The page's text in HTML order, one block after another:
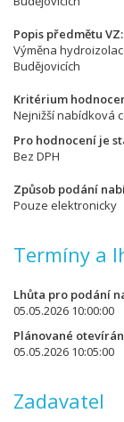
Popis předmětu VZ
Výměna
Budějovicích
Kritérium
Nejnižší nabídková
Pro hodnocení je
Bez DPH
Způsob podání
Pouze elektronicky
Termíny a
Lhůta pro podání
05.05.2026 10:00:00
Plánované
05.05.2026 10:05:00
Zadavatel